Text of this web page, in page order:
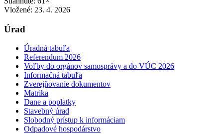
Vložené: 23. 4. 2026
Úrad
Úradná tabuľa
Referendum 2026
Voľby do orgánov samosprávy a do VÚC 2026
Informačná tabuľa
Zverejňovanie dokumentov
Matrika
Dane a poplatky
Stavebný úrad
Slobodný prístup k informáciam
Odpadové hospodárstvo